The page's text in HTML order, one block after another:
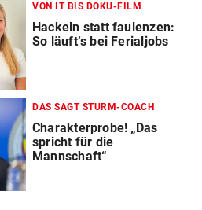
VON IT BIS DOKU-FILM
Hackeln statt faulenzen:
So läuft‘s bei Ferialjobs
DAS SAGT STURM-COACH
Charakterprobe! „Das
spricht für die
Mannschaft“